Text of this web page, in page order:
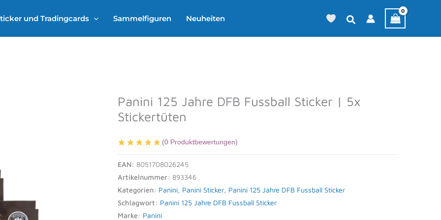
und Tradingcards Sammelfiguren Neuheiten
Panini 125 Jahre DFB Fussball Sticker | 5x
Stickertüten
(0 Produktbewertungen)
EAN: 8051708026245
Artikelnummer: 893346
Kategorien: Panini Panini Sticker Panini 125 Jahre DFB Fussball Sticker
Schlagwort: Panini 125 Jahre DFB Fussball Sticker
Marke: Panini